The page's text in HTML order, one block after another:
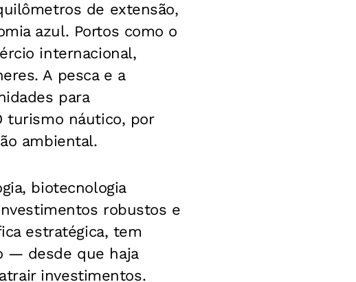
de extensão,
azul. Portos como o
internacional,
A pesca e a
para
turismo náutico, por
ambiental.
biotecnologia
robustos e
estratégica, tem
— desde que haja
investimentos.